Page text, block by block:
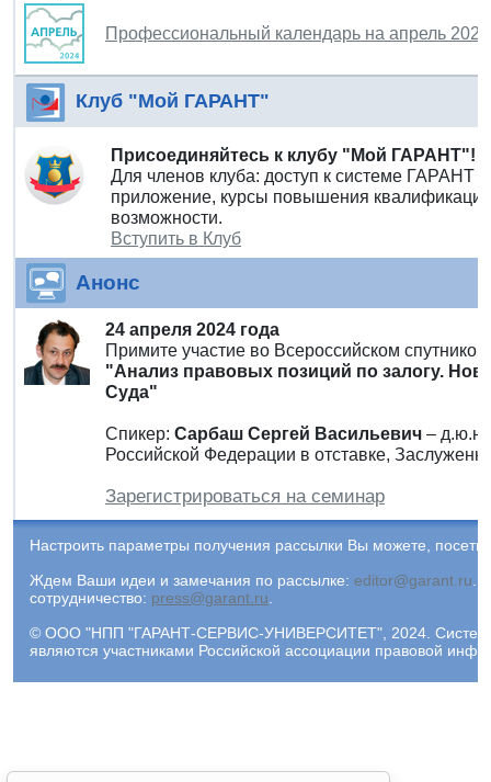
Профессиональный календарь на апрель 2024
Клуб "Мой ГАРАНТ"
Присоединяйтесь к клубу "Мой ГАРАНТ"!
Для членов клуба: доступ к системе ГАРАНТ
приложение, курсы повышения
возможности.
Вступить в Клуб
Анонс
24 апреля 2024 года
Примите участие во Всероссийском
"Анализ правовых позиций по залогу.
Суда"
Спикер: Сарбаш Сергей Васильевич –
Российской Федерации в отставке,
Зарегистрироваться на семинар
Настроить параметры получения рассылки Вы можете,
Ждем Ваши идеи и замечания по рассылке: editor@garant.ru
сотрудничество: press@garant.ru
© ООО "НПП "ГАРАНТ-СЕРВИС-УНИВЕРСИТЕТ", 2024. Система
являются участниками Российской ассоциации правовой